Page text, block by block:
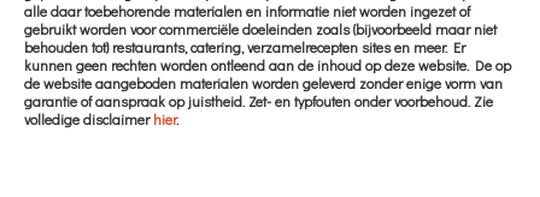
alle daar toebehorende materialen en informatie niet worden ingezet of
gebruikt worden voor commerciële doeleinden zoals (bijvoorbeeld maar niet
behouden tot) restaurants, catering, verzamelrecepten sites en meer. Er
kunnen geen rechten worden ontleend aan de inhoud op deze website. De op
de website aangeboden materialen worden geleverd zonder enige vorm van
garantie of aanspraak op juistheid. Zet- en typfouten onder voorbehoud. Zie
volledige disclaimerhier.